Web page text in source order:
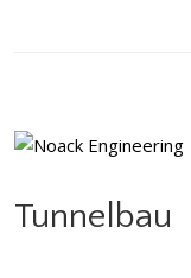
Tunnelbau